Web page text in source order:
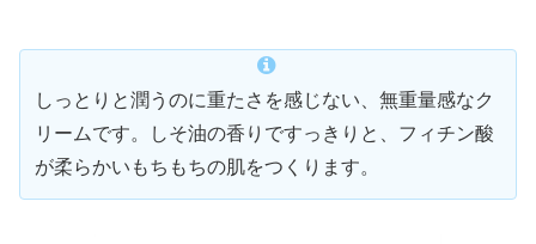
しっとりと潤うのに重たさを感じない、無重量感なク
リームです。しそ油の香りですっきりと、フィチン酸
が柔らかいもちもちの肌をつくります。